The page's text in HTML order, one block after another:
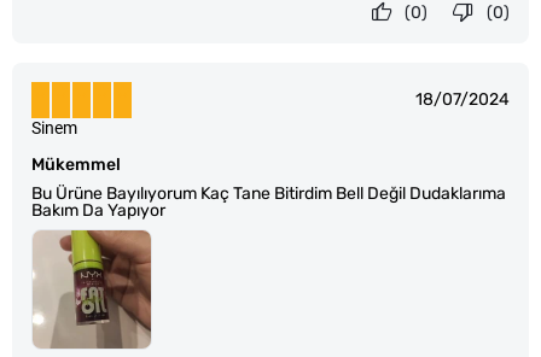
(0)
(0)
18/07/2024
Mükemmel
Bu Ürüne Bayılıyorum Kaç Tane Bitirdim Bell Değil Dudaklarıma
Bakım Da Yapıyor
Sinem